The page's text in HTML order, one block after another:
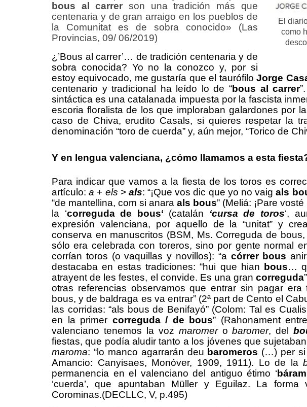
El
como
bous al carrer son una tradición más que
centenaria y de gran arraigo en los pueblos de
la Comunitat es de sobra conocido» (Las
Provincias, 09/ 06/2019)
¿’Bous al carrer’… de tradición centenaria y de
sobra conocida? Yo no la conozco y, por si
estoy equivocado, me gustaría que el taurófiloJorge
centenario y tradicional ha leído lo de “bous al carrer
sintáctica es una catalanada impuesta por la fascista
escoria floralista de los que imploraban galardones por
caso de Chiva, erudito Casals, si quieres respetar la
denominación “toro de cuerda” y, aún mejor, “Torico de
Y en lengua valenciana, ¿cómo llamamos a esta
Para indicar que vamos a la fiesta de los toros es
artículo:a + els > als:“¡Que vos dic que yo no vaig als
“de mantellina, com si anaraals bous” (Meliá: ¡Pare
la ‘correguda de bous‘ (catalán ‘cursa de toros‘,
expresión valenciana, por aquello de la “unitat” y
conserva en manuscritos (BSM, Ms. Correguda de
sólo era celebrada con toreros, sino por gente normal
corrían toros (ovaquillas y novillos): “a córrer bous
destacaba en estas tradiciones:“hui que hian bous…
atrayent de les festes, el convide. Es una grancorreguda”
otras referencias observamos que entrar sin pagar era
bous, y de baldraga es va entrar” (2ª part de Cento el
las corridas:“als bous de Benifayó” (Colom: Tal es
en la primer correguda / de bous” (Rahonament
valenciano tenemos la voz maromerobaromer,del
fiestas,que podía aludir tanto a los jóvenes que sujetaban
maroma: “lo manco agarrarán deu baromeros (…) per si
Amancio: Canyisaes, Monóver, 1909, 1911). Lo de la
permanencia en el valenciano del antiguo étimo ‘
‘cuerda’, que apuntaban Müller y Eguilaz. La forma
Corominas.(DECLLC, V, p.495)